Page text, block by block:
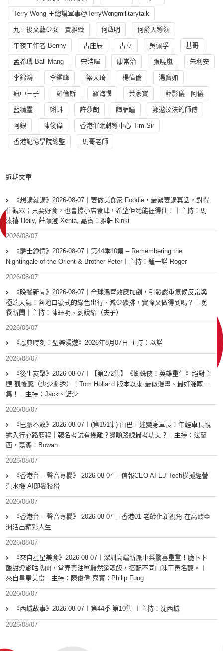
Terry Wong 王總講軍事@TerryWongmilitarytalk
九十後文藝少女 - 賈雅緻 何啟明 何爵天導演
午夜工作者 Benny 古庄辰 古立 吳佩孚 基哥
孟希璘 Ball Mang 宋浩暉 康常治 張曉嵐 朱利安
李錦鴻 李鑑峰 梁天琦 楊偉倫 湯寳如
瘋中三子 羅倫斯 羅海憫 葉家寶 薛影儀 - 阿儀
藍精靈 蝌蚪 許莎朗 譚雁瞳 鄭遨汶法筠師傅
阿銀 陳俊偉 香港催眠輔導中心 Tim Sir
香港記憶學院總監 馬哥老師
近期文章
《想講就講》2026-08-07｜要做美食家 Foodie，最緊要講真話，對得
住觀眾；只要好食，也會撐小店食肆，希望佢哋能捱得住！｜主持：馬
溱禧 Heily, 莊韻澄 Xenia, 嘉賓：雅軒 Kinki
2026/08/07
《爵士鍾情》2026-08-07︱第44季10集 – Remembering the
Nightingale of the Orient & Brother Peter︱主持：鍾一諾 Roger
2026/08/07
《晚餐新聞》2026-08-07｜全球溫室效應加劇，引發嚴重氣候反常與
極端天氣！各地口號式的綠色出行、減少碳排，實際又做得到嗎？｜晚
餐新聞｜主持：陳珏明、劉銳紹（夫子）
2026/08/07
《恩典時刻：聖樂漫遊》2026年8月07日 主持：以諾
2026/08/07
《後生友聚》2026-08-07︱【第272集】《蜘蛛俠：英雄重生》絕對主
觀 觀後感（少少劇透）！Tom Holland 版本以來 最似漫畫、最好睇嘅一
集！｜主持：Jack、諾少
2026/08/07
《巴膠不敗》2026-08-07︱(第151集) 由巴士迷變身車長！年輕車長親
述入行心路歷程｜報名考試有幾難？邊啲路線最考功夫？︱主持：法蘭
西，嘉賓︰Bowan
2026/08/07
《香港台 – 聲音專欄》 2026-08-07｜ 信報CEO AI EJ Tech模擬經營
汽水機 AI即變狡猾
2026/08/07
《香港台 – 聲音專欄》 2026-08-07｜ 香港01 老齡化新視角 在高齡亞
洲活出精彩人生
2026/08/07
《來自星星美食》2026-08-07︱深圳高端新派中菜驚喜重重！脆卜卜
酸甜燈影咕嚕肉，堂弄黃油蟹黯然銷魂飯，搭配不同口味干邑名釀。︱
來自星星美食︱主持：陳俊偉 嘉賓：Philip Fung
2026/08/07
《西城故事》2026-08-07︱第44季 第10集 ︱主持：沈西城
2026/08/07